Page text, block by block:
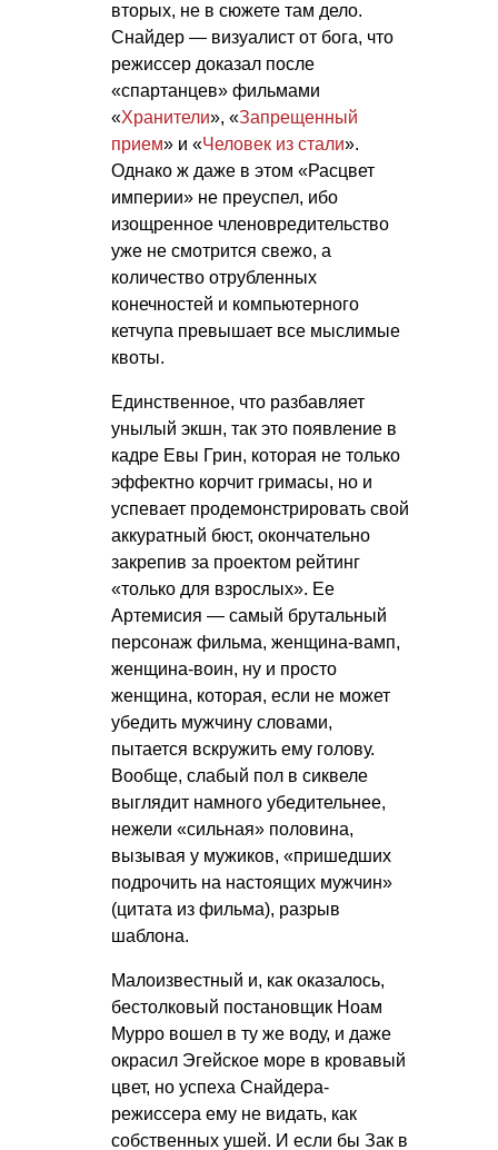
вторых, не в сюжете там дело.
Снайдер — визуалист от бога, что
режиссер доказал после
«спартанцев» фильмами
«Хранители», «Запрещенный
прием» и «Человек из стали».
Однако ж даже в этом «Расцвет
империи» не преуспел, ибо
изощренное членовредительство
уже не смотрится свежо, а
количество отрубленных
конечностей и компьютерного
кетчупа превышает все мыслимые
квоты.
Единственное, что разбавляет
унылый экшн, так это появление в
кадре Евы Грин, которая не только
эффектно корчит гримасы, но и
успевает продемонстрировать свой
аккуратный бюст, окончательно
закрепив за проектом рейтинг
«только для взрослых». Ее
Артемисия — самый брутальный
персонаж фильма, женщина-вамп,
женщина-воин, ну и просто
женщина, которая, если не может
убедить мужчину словами,
пытается вскружить ему голову.
Вообще, слабый пол в сиквеле
выглядит намного убедительнее,
нежели «сильная» половина,
вызывая у мужиков, «пришедших
подрочить на настоящих мужчин»
(цитата из фильма), разрыв
шаблона.
Малоизвестный и, как оказалось,
бестолковый постановщик Ноам
Мурро вошел в ту же воду, и даже
окрасил Эгейское море в кровавый
цвет, но успеха Снайдера-
режиссера ему не видать, как
собственных ушей. И если бы Зак в